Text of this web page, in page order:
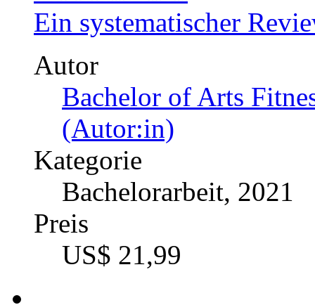
Autor
Sarah Schendel
Kategorie
Bachelorarbeit, 2021
Preis
US$ 21,99
Die Effekte des